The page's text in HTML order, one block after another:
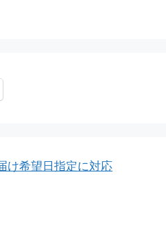
け希望日指定に対応